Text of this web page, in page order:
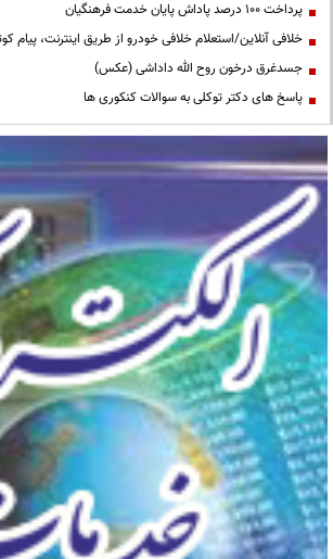
پرداخت ۱۰۰ درصد پاداش پایان خدمت فرهنگیان
خلافی آنلاین/استعلام خلافی خودرو از طریق اینترنت، پیام
جسدغرق درخون روح الله داداشی (عکس)
پاسخ های دکتر توکلی به سوالات کنکوری ها